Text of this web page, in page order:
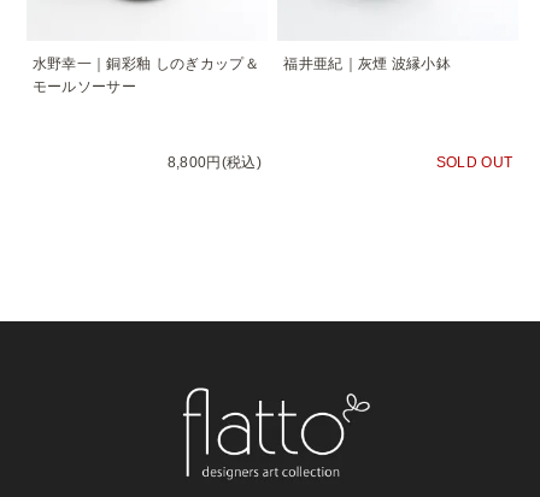
水野幸一｜銅彩釉 しのぎカップ＆
モールソーサー
8,800円(税込)
福井亜紀｜灰煙 波縁小鉢
SOLD OUT